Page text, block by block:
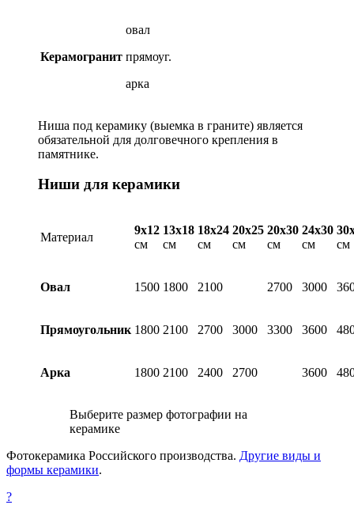
Керамогранит
овал
прямоуг.
арка
Ниша под керамику (выемка в граните) является
обязательной для долговечного крепления в
памятнике.
Ниши для керамики
Материал
9х12
см
13х18
см
18х24
см
20х25
см
20х30
см
24х30
см
см
Овал 1500 1800 2100 2700 3000
Прямоугольник 1800 2100 2700 3000 3300 3600
Арка 1800 2100 2400 2700 3600
Выберите размер фотографии на
керамике
Фотокерамика Российского производства. Другие виды и
формы керамики.
?